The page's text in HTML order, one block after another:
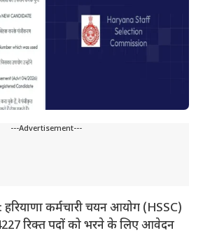
---Advertisement---
हरियाणा कर्मचारी चयन आयोग (HSSC)
रिक्त पदों को भरने के लिए आवेदन